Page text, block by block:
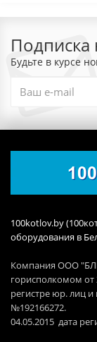
Подписка
Будьте в курсе
100kotlov.by
оборудования в
Компания ООО
горисполкомом от
регистре юр. лиц
№192166272.
04.05.2015 дата